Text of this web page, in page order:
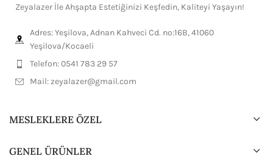
Zeyalazer İle Ahşapta Estetiğinizi Keşfedin, Kaliteyi Yaşayın!
Adres: Yeşilova, Adnan Kahveci Cd. no:16B, 41060
Yeşilova/Kocaeli
Telefon: 0541 783 29 57
Mail:zeyalazer@gmail.com
MESLEKLERE ÖZEL
GENEL ÜRÜNLER